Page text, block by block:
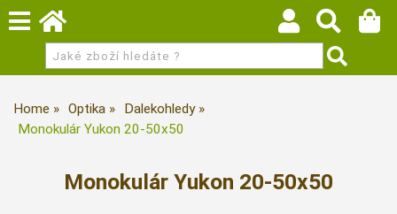
Home Optika
Dalekohledy
Monokulár Yukon 20-50x50
Monokulár Yukon 20-50x50